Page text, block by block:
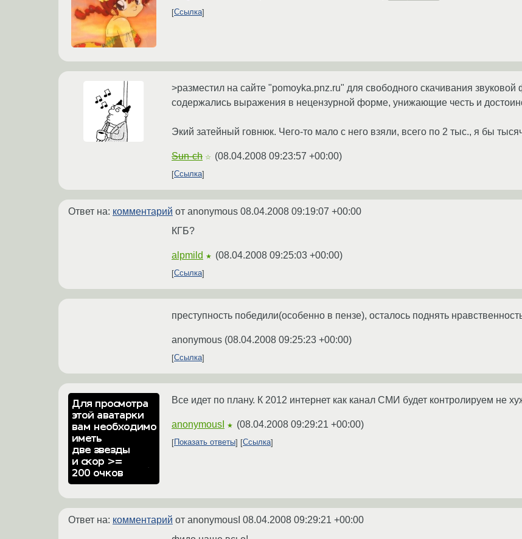
Ссылка
>разместил на сайте "pomoyka.pnz.ru" для свободного скачивания
содержались выражения в нецензурной форме, унижающие честь и
Экий затейный говнюк. Чего-то мало с него взяли, всего по 2 тыс., я бы
Sun-ch ☆ (08.04.2008 09:23:57 +00:00)
Ссылка
Ответ на: комментарий от anonymous 08.04.2008 09:19:07 +00:00
КГБ?
alpmild ★ (08.04.2008 09:25:03 +00:00)
Ссылка
преступность победили(особенно в пензе), осталось поднять
anonymous (08.04.2008 09:25:23 +00:00)
Ссылка
Все идет по плану. К 2012 интернет как канал СМИ будет контролируем не
anonymousI ★ (08.04.2008 09:29:21 +00:00)
Показать ответы Ссылка
Ответ на: комментарий от anonymousI 08.04.2008 09:29:21 +00:00